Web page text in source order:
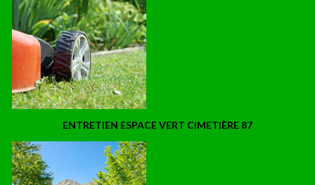
ENTRETIEN ESPACE VERT CIMETIÈRE 87